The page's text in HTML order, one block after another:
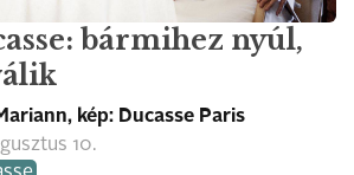
bármihez nyúl,
kép: Ducasse Paris
10.